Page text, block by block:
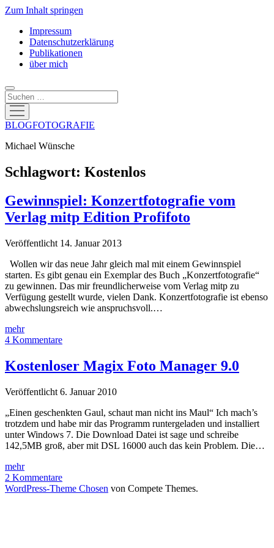
Zum Inhalt springen
Impressum
Datenschutzerklärung
Publikationen
über mich
Suchen
Menü
öffnen
BLOGFOTOGRAFIE
Michael Wünsche
Schlagwort: Kostenlos
Gewinnspiel: Konzertfotografie vom
Verlag mitp Edition Profifoto
Veröffentlicht 14. Januar 2013
Wollen wir das neue Jahr gleich mal mit einem Gewinnspiel
starten. Es gibt genau ein Exemplar des Buch „Konzertfotografie“
zu gewinnen. Das mir freundlicherweise vom Verlag mitp zu
Verfügung gestellt wurde, vielen Dank. Konzertfotografie ist ebenso
abwechslungsreich wie anspruchsvoll.…
mehrGewinnspiel:
Konzertfotografie
Verlag
mitp
Profifoto
4 Kommentare
Kostenloser Magix Foto Manager 9.0
Veröffentlicht 6. Januar 2010
„Einen geschenkten Gaul, schaut man nicht ins Maul“ Ich mach’s
trotzdem und habe mir das Programm runtergeladen und installiert
unter Windows 7. Die Download Datei ist sage und schreibe
142,5MB groß, aber mit DSL 16000 auch das kein Problem. Die…
mehrKostenloser
Magix
Foto
2 Kommentare
WordPress-Theme Chosen von Compete Themes.